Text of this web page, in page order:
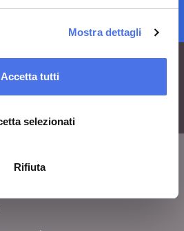
Mostra dettagli
Accetta tutti
selezionati
Rifiuta
iscrizione newsletter